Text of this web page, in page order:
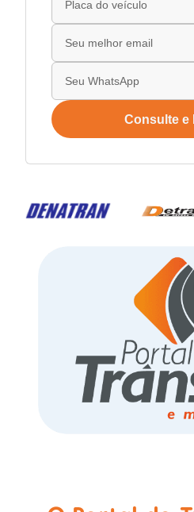
Consulte e